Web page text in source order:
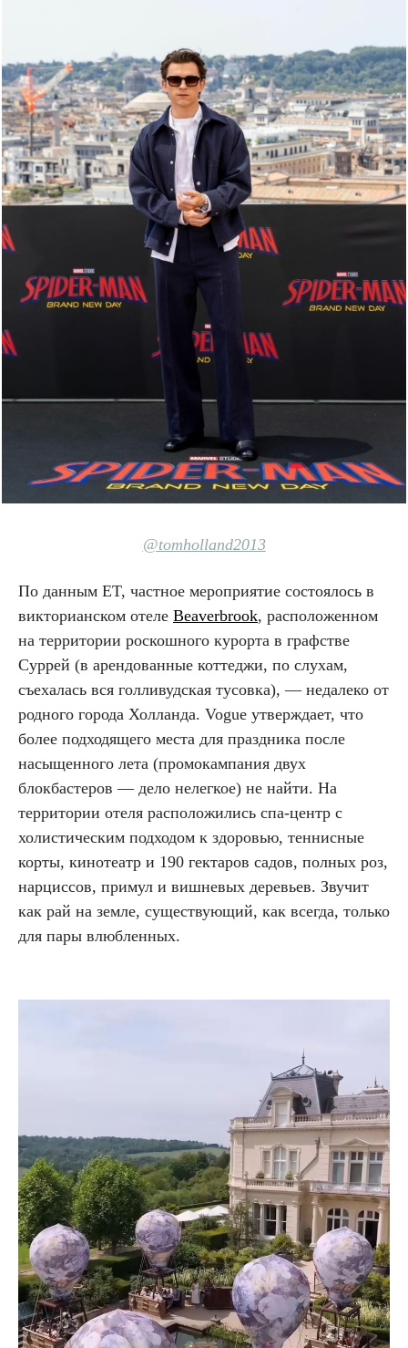
@tomholland2013
По данным ET, частное мероприятие состоялось в
викторианском отеле Beaverbrook, расположенном
на территории роскошного курорта в графстве
Суррей (в арендованные коттеджи, по слухам,
съехалась вся голливудская тусовка), — недалеко от
родного города Холланда. Vogue утверждает, что
более подходящего места для праздника после
насыщенного лета (промокампания двух
блокбастеров — дело нелегкое) не найти. На
территории отеля расположились спа-центр с
холистическим подходом к здоровью, теннисные
корты, кинотеатр и 190 гектаров садов, полных роз,
нарциссов, примул и вишневых деревьев. Звучит
как рай на земле, существующий, как всегда, только
для пары влюбленных.